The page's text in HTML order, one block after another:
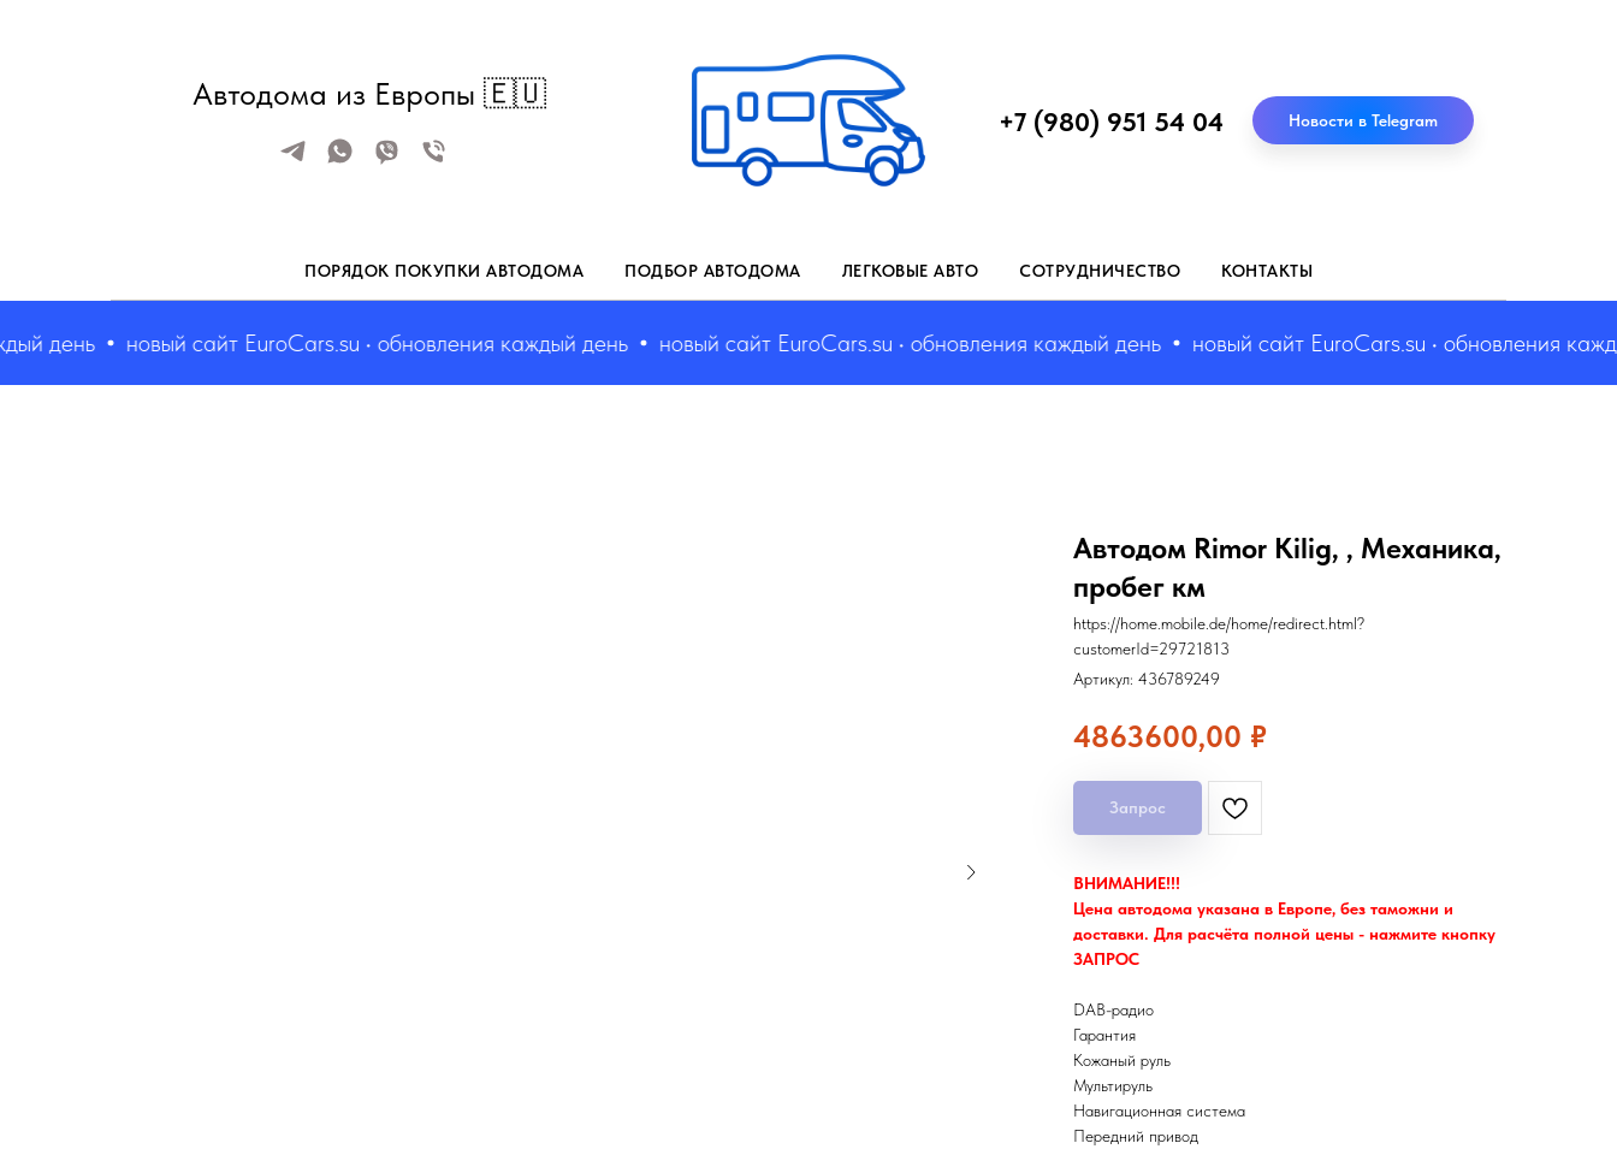
Автодома из Европы 🇪🇺
+7 (980) 951 54 04 Новости в Telegram
ПОРЯДОК ПОКУПКИ АВТОДОМА ПОДБОР АВТОДОМА ЛЕГКОВЫЕ АВТО СОТРУДНИЧЕСТВО КОНТАКТЫ
день новый сайт EuroCars.su • обновления каждый день новый сайт EuroCars.su • обновления каждый день новый сайт EuroCars.su • обновления каждый
Автодом Rimor Kilig, , Механика,
пробег км
https://home.mobile.de/home/redirect.html?
customerId=29721813
Артикул: 436789249
4863600,00 ₽
Запрос
ВНИМАНИЕ!!!
Цена автодома указана в Европе, без таможни и
доставки. Для расчёта полной цены - нажмите кнопку
ЗАПРОС
DAB-радио
Гарантия
Кожаный руль
Мультируль
Навигационная система
Передний привод